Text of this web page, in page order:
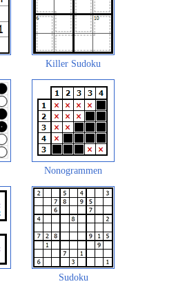
Killer Sudoku
Nonogrammen
Sudoku